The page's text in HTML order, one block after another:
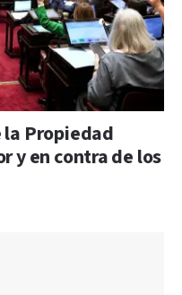
Propiedad
y en contra de los